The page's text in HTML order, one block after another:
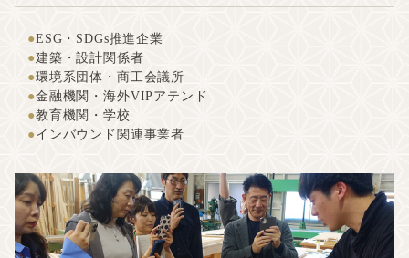
ESG・SDGs推進企業
建築・設計関係者
環境系団体・商工会議所
金融機関・海外VIPアテンド
教育機関・学校
インバウンド関連事業者